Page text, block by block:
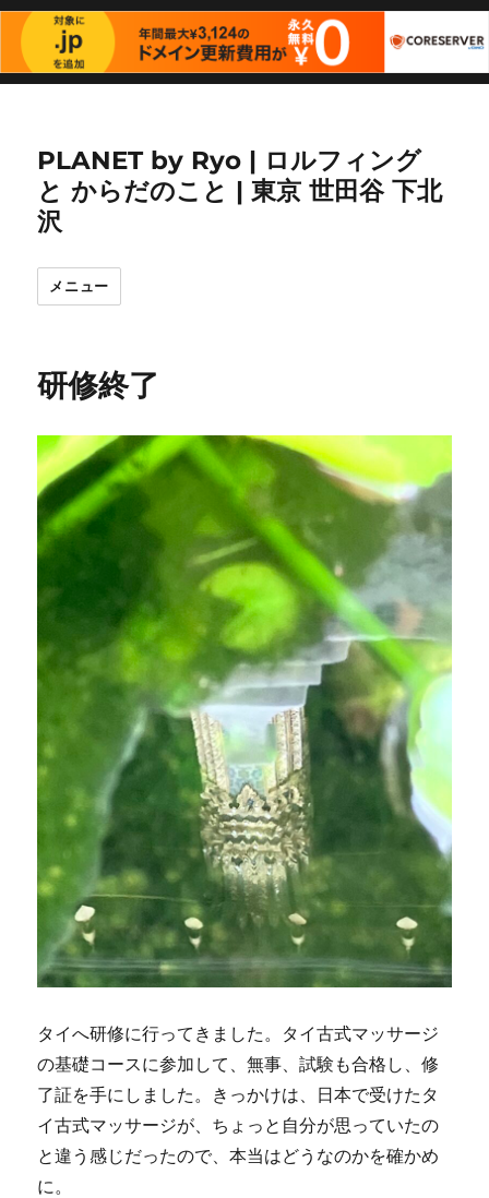
PLANET by Ryo | ロルフィング
と からだのこと | 東京 世田谷 下北
沢
メニュー
研修終了
タイへ研修に行ってきました。タイ古式マッサージ
の基礎コースに参加して、無事、試験も合格し、修
了証を手にしました。きっかけは、日本で受けたタ
イ古式マッサージが、ちょっと自分が思っていたの
と違う感じだったので、本当はどうなのかを確かめ
に。